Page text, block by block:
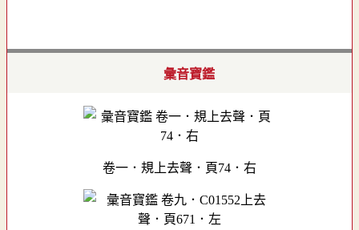
彙音寶鑑
卷一．規上去聲．頁74．右